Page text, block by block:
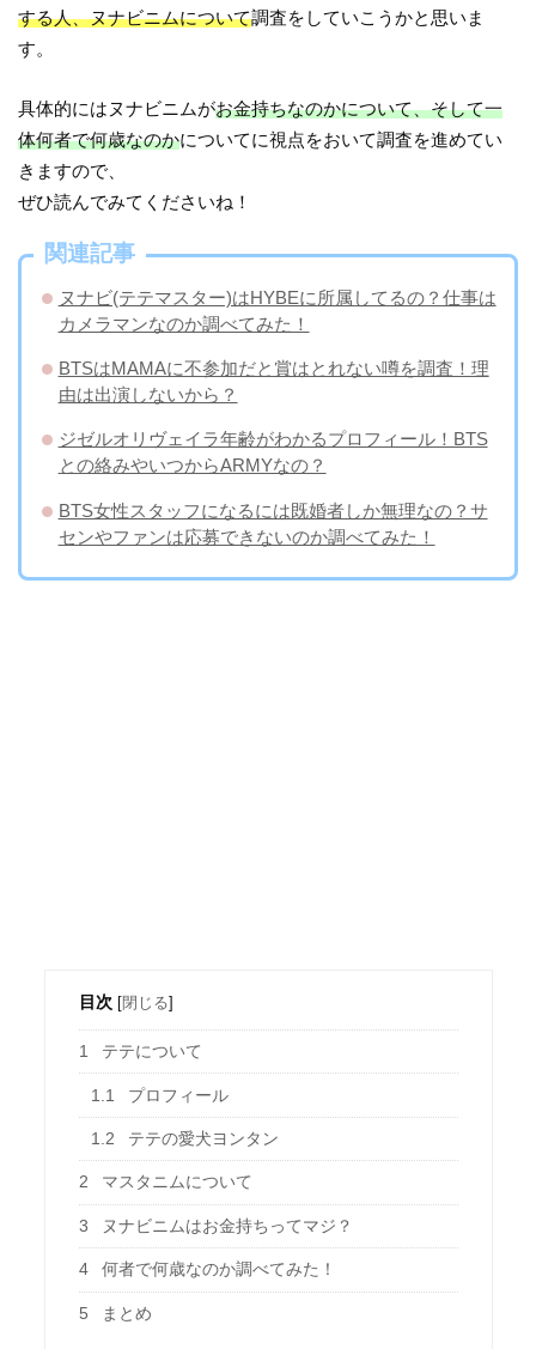
する人、ヌナビニムについて調査をしていこうかと思いま
す。
具体的にはヌナビニムがお金持ちなのかについて、そして一
体何者で何歳なのかについてに視点をおいて調査を進めてい
きますので、
ぜひ読んでみてくださいね！
関連記事
ヌナビ(テテマスター)はHYBEに所属してるの？仕事は
カメラマンなのか調べてみた！
BTSはMAMAに不参加だと賞はとれない噂を調査！理
由は出演しないから？
ジゼルオリヴェイラ年齢がわかるプロフィール！BTS
との絡みやいつからARMYなの？
BTS女性スタッフになるには既婚者しか無理なの？サ
センやファンは応募できないのか調べてみた！
目次 [閉じる]
1 テテについて
1.1 プロフィール
1.2 テテの愛犬ヨンタン
2 マスタニムについて
3 ヌナビニムはお金持ちってマジ？
4 何者で何歳なのか調べてみた！
5 まとめ